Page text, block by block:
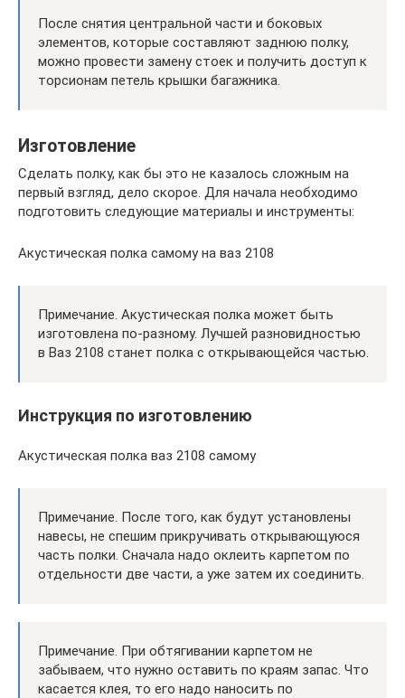
После снятия центральной части и боковых
элементов, которые составляют заднюю полку,
можно провести замену стоек и получить доступ к
торсионам петель крышки багажника.
Изготовление
Сделать полку, как бы это не казалось сложным на
первый взгляд, дело скорое. Для начала необходимо
подготовить следующие материалы и инструменты:
Акустическая полка самому на ваз 2108
Примечание. Акустическая полка может быть
изготовлена по-разному. Лучшей разновидностью
в Ваз 2108 станет полка с открывающейся частью.
Инструкция по изготовлению
Акустическая полка ваз 2108 самому
Примечание. После того, как будут установлены
навесы, не спешим прикручивать открывающуюся
часть полки. Сначала надо оклеить карпетом по
отдельности две части, а уже затем их соединить.
Примечание. При обтягивании карпетом не
забываем, что нужно оставить по краям запас. Что
касается клея, то его надо наносить по